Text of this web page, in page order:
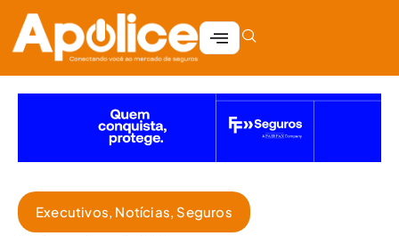
Executivos, Notícias, Seguros